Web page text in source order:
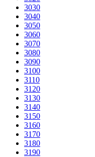
3030
3040
3050
3060
3070
3080
3090
3100
3110
3120
3130
3140
3150
3160
3170
3180
3190